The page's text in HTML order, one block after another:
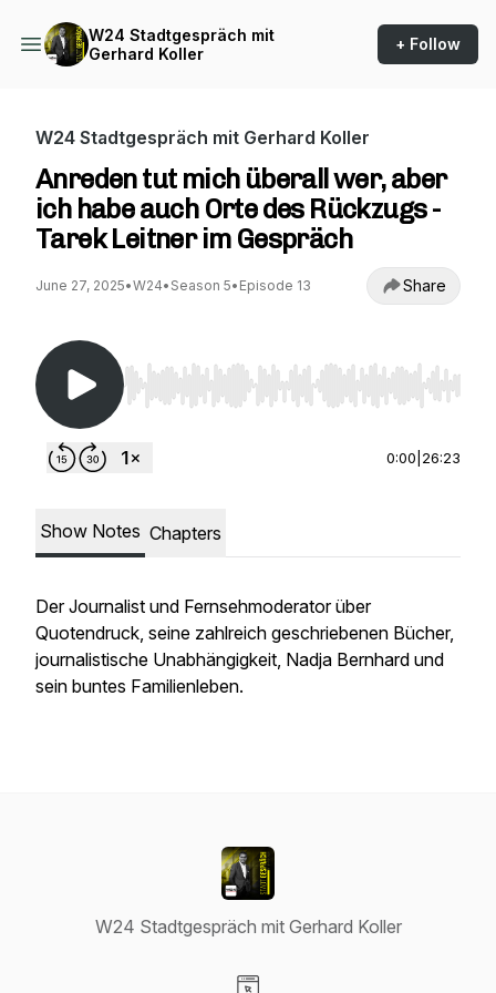
W24 Stadtgespräch mit
Gerhard Koller
+ Follow
W24 Stadtgespräch mit Gerhard Koller
Anreden tut mich überall wer, aber
ich habe auch Orte des Rückzugs -
Tarek Leitner im Gespräch
June 27, 2025•W24• Season 5• Episode 13 Share
Use Left/Right to seek, Home/End to jump to
0:00 26:23
Show Notes Chapters
Der Journalist und Fernsehmoderator über
Quotendruck, seine zahlreich geschriebenen Bücher,
journalistische Unabhängigkeit, Nadja Bernhard und
sein buntes Familienleben.
W24 Stadtgespräch mit Gerhard Koller